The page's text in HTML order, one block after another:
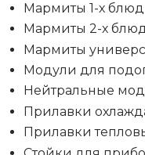
Мармиты 1-х блюд
Мармиты 2-х
Мармиты
Модули для
Нейтральные
Прилавки
Прилавки